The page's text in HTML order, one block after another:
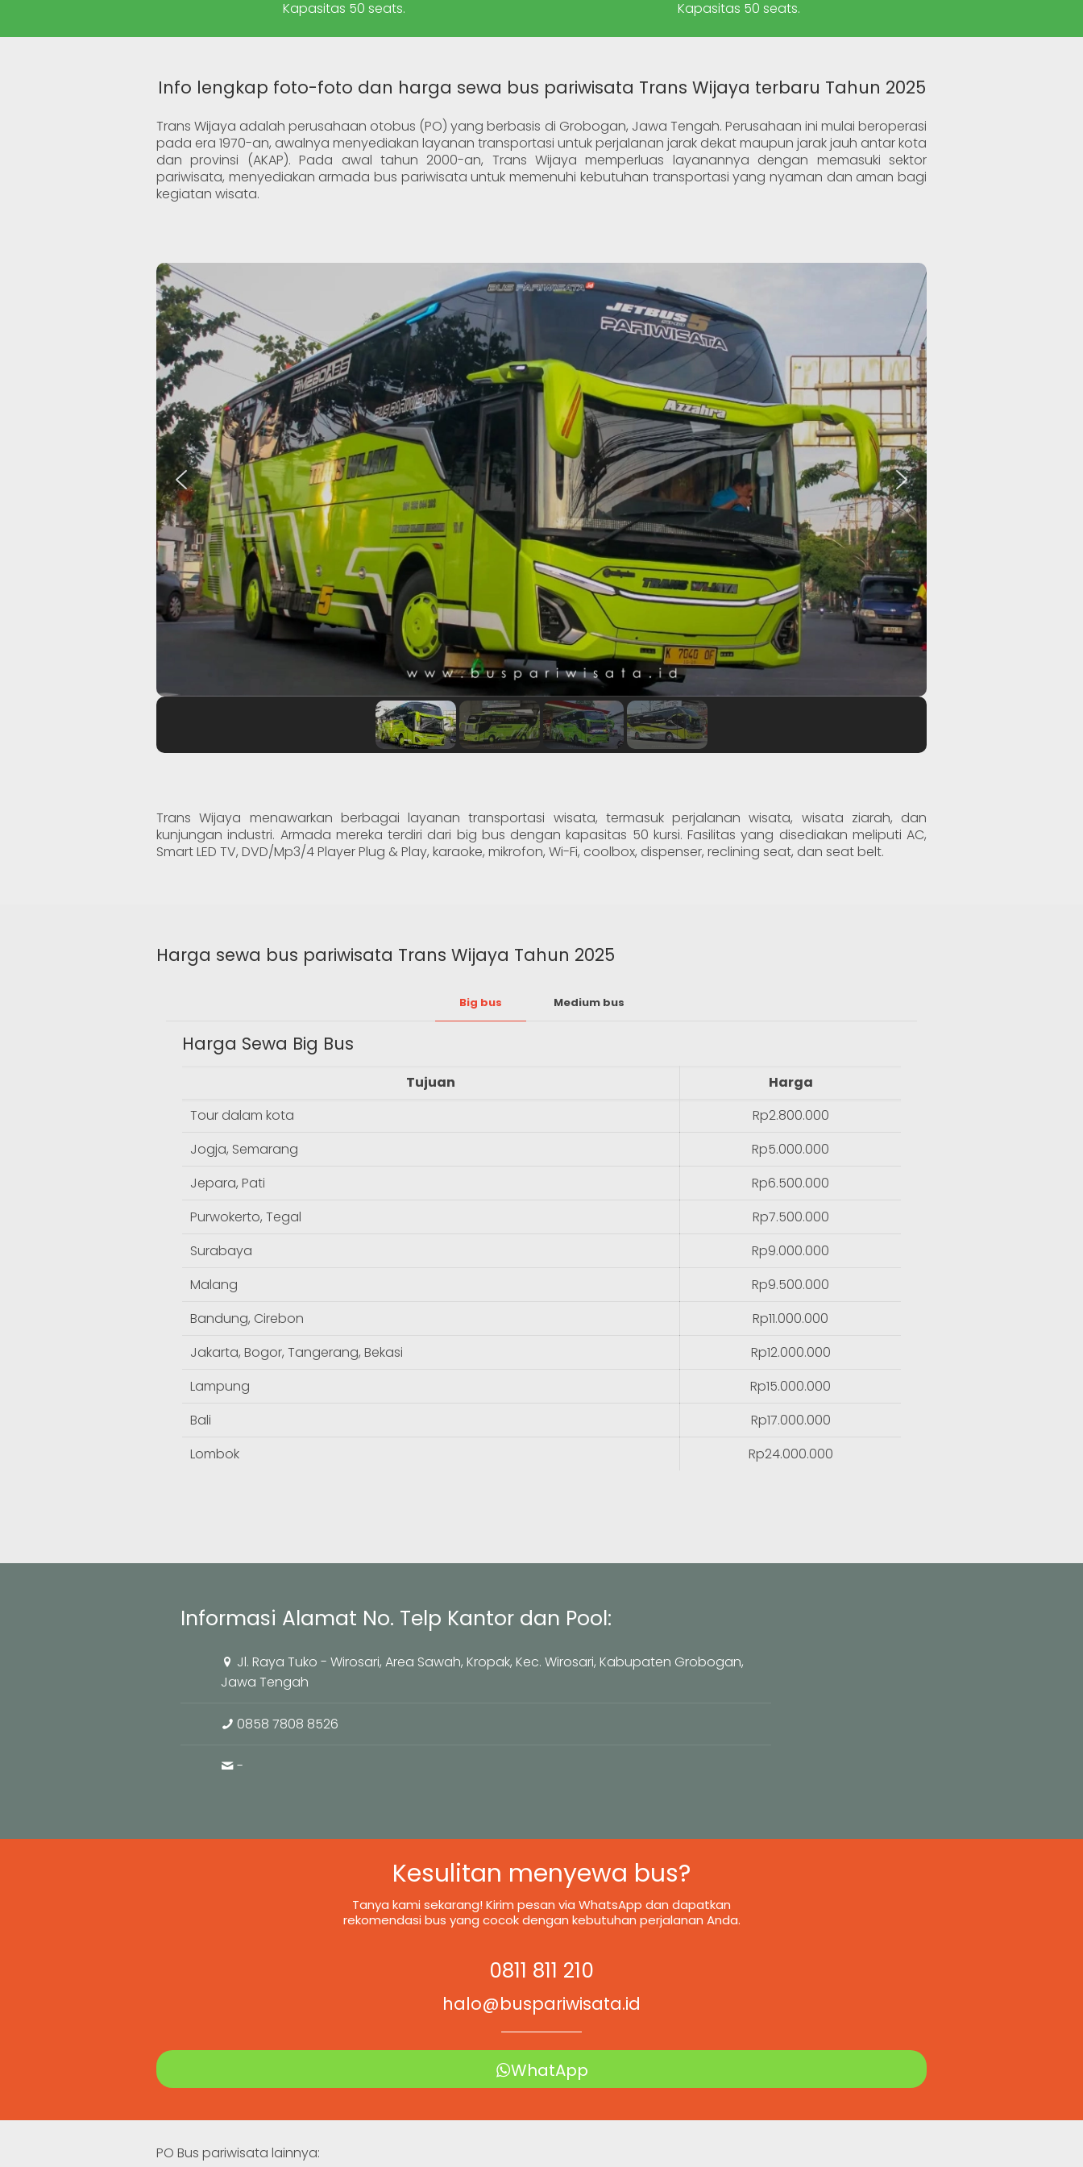
Kapasitas 50 seats. Kapasitas 50 seats.
Info lengkap foto-foto dan harga sewa bus pariwisata Trans Wijaya terbaru Tahun 2025
Trans Wijaya adalah perusahaan otobus (PO) yang berbasis di Grobogan, Jawa Tengah. Perusahaan ini mulai beroperasi
pada era 1970-an, awalnya menyediakan layanan transportasi untuk perjalanan jarak dekat maupun jarak jauh antar kota
dan provinsi (AKAP). Pada awal tahun 2000-an, Trans Wijaya memperluas layanannya dengan memasuki sektor
pariwisata, menyediakan armada bus pariwisata untuk memenuhi kebutuhan transportasi yang nyaman dan aman bagi
kegiatan wisata.
Trans Wijaya menawarkan berbagai layanan transportasi wisata, termasuk perjalanan wisata, wisata ziarah, dan
kunjungan industri. Armada mereka terdiri dari big bus dengan kapasitas 50 kursi. Fasilitas yang disediakan meliputi AC,
Smart LED TV, DVD/Mp3/4 Player Plug & Play, karaoke, mikrofon, Wi-Fi, coolbox, dispenser, reclining seat, dan seat belt.
Harga sewa bus pariwisata Trans Wijaya Tahun 2025
Big bus Medium bus
Harga Sewa Big Bus
Tujuan
Harga
Tour dalam kota
Rp2.800.000
Jogja, Semarang
Rp5.000.000
Jepara, Pati
Rp6.500.000
Purwokerto, Tegal
Rp7.500.000
Surabaya
Rp9.000.000
Malang
Rp9.500.000
Bandung, Cirebon
Rp11.000.000
Jakarta, Bogor, Tangerang, Bekasi
Rp12.000.000
Lampung
Rp15.000.000
Bali
Rp17.000.000
Lombok
Rp24.000.000
Informasi Alamat No. Telp Kantor dan Pool:
Jl. Raya Tuko - Wirosari, Area Sawah, Kropak, Kec. Wirosari, Kabupaten Grobogan,
Jawa Tengah
0858 7808 8526
-
Kesulitan menyewa bus?
Tanya kami sekarang! Kirim pesan via WhatsApp dan dapatkan
rekomendasi bus yang cocok dengan kebutuhan perjalanan Anda.
0811 811 210
halo@buspariwisata.id
WhatApp
PO Bus pariwisata lainnya: